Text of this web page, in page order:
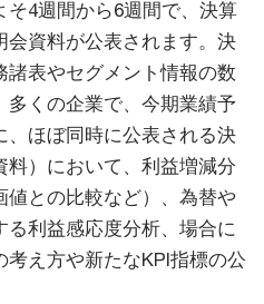
4週間から6週間で、決算
資料が公表されます。決
表やセグメント情報の数
くの企業で、今期業績予
ほぼ同時に公表される決
）において、利益増減分
との比較など）、為替や
る利益感応度分析、場合に
え方や新たなKPI指標の公